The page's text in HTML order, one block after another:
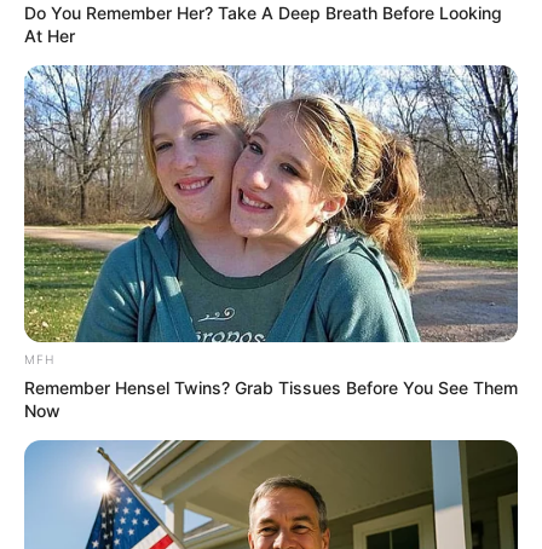
Feeling Tired? Here's The Trick To Perform Better
MEDVI
Do You Remember Her? Take A Deep Breath Before Looking
At Her
MFH
Remember Hensel Twins? Grab Tissues Before You See Them
Now